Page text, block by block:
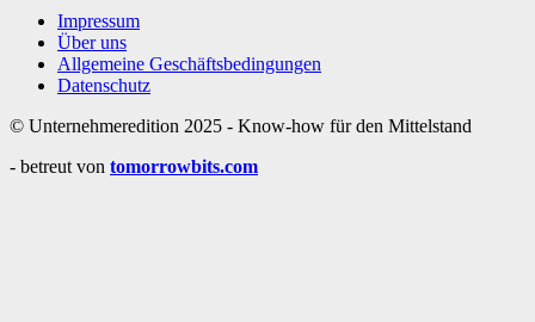
Impressum
Über uns
Allgemeine Geschäftsbedingungen
Datenschutz
© Unternehmeredition 2025 - Know-how für den Mittelstand
- betreut von tomorrowbits.com